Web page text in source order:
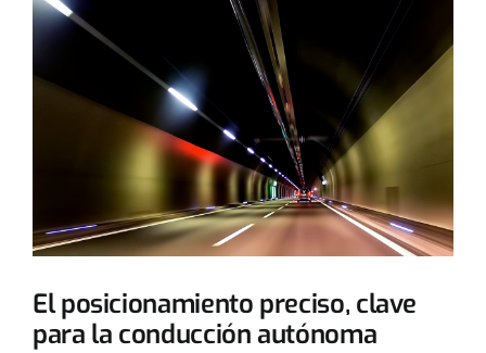
El posicionamiento preciso, clave
para la conducción autónoma